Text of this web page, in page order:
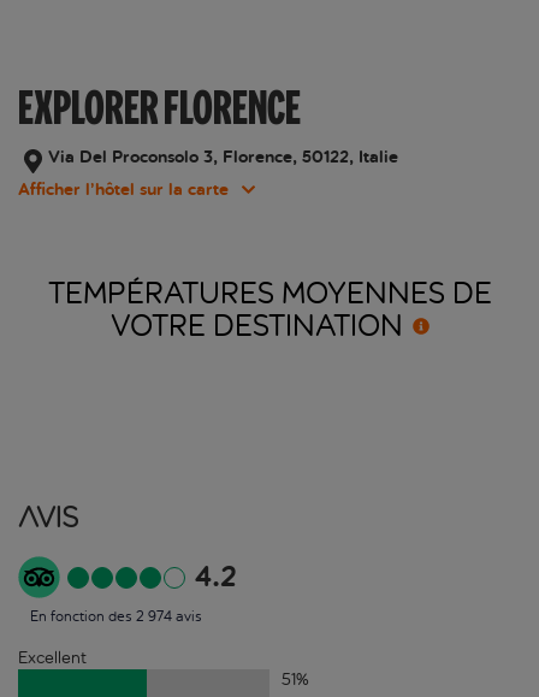
EXPLORER FLORENCE
Via Del Proconsolo 3, Florence, 50122, Italie
Afficher l’hôtel sur la carte
TEMPÉRATURES MOYENNES DE
VOTRE DESTINATION
Avis
4.2
En fonction des 2 974 avis
Excellent
51%